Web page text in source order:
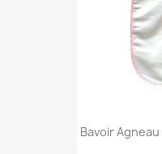
Bavoir